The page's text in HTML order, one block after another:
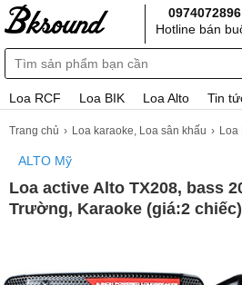
0974072896
Hotline bán
Loa RCF Loa BIK Loa Alto Tin
Trang chủ Loa karaoke, Loa sân khấu Loa
ALTO Mỹ
Loa active Alto TX208, bass
Trường, Karaoke (giá:2 chiếc)